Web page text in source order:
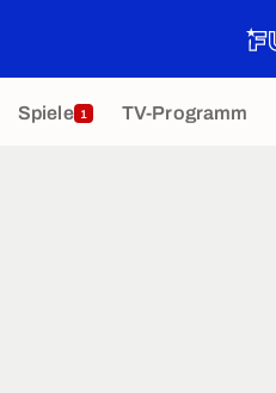
Spiele 1 TV-Programm